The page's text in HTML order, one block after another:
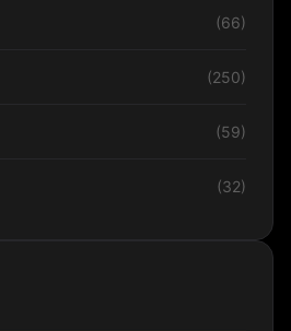
(66)
(250)
(59)
(32)